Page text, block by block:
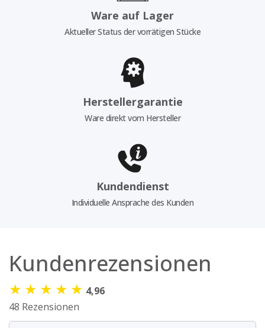
Ware auf Lager
Aktueller Status der vorrätigen Stücke
Herstellergarantie
Ware direkt vom Hersteller
Kundendienst
Individuelle Ansprache des Kunden
Kundenrezensionen
★ ★ ★ ★ ★ 4,96
48 Rezensionen